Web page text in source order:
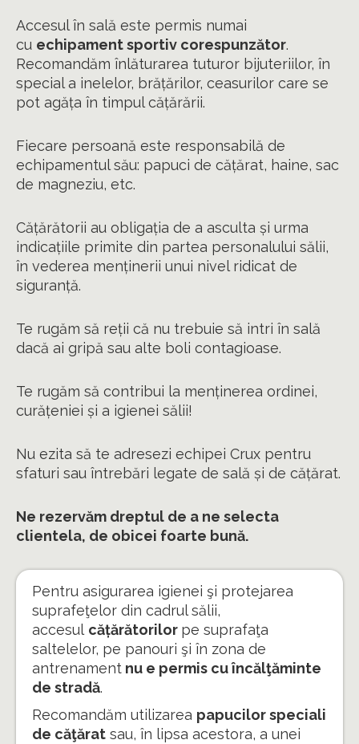
Accesul în sală este permis numai
cu echipament sportiv corespunzător.
Recomandăm înlăturarea tuturor bijuteriilor, în
special a inelelor, brățărilor, ceasurilor care se
pot agăța în timpul cățărării.
Fiecare persoană este responsabilă de
echipamentul său: papuci de cățărat, haine, sac
de magneziu, etc.
Cățărătorii au obligația de a asculta și urma
indicațiile primite din partea personalului sălii,
în vederea menținerii unui nivel ridicat de
siguranță.
Te rugăm să reții că nu trebuie să intri în sală
dacă ai gripă sau alte boli contagioase.
Te rugăm să contribui la menținerea ordinei,
curățeniei și a igienei sălii!
Nu ezita să te adresezi echipei Crux pentru
sfaturi sau întrebări legate de sală și de cățărat.
Ne rezervăm dreptul de a ne selecta
clientela, de obicei foarte bună.
Pentru asigurarea igienei şi protejarea
suprafeţelor din cadrul sălii,
accesul cățărătorilor pe suprafaţa
saltelelor, pe panouri şi în zona de
antrenament nu e permis cu încălţăminte
de stradă.
Recomandăm utilizarea papucilor speciali
de căţărat sau, în lipsa acestora, a unei